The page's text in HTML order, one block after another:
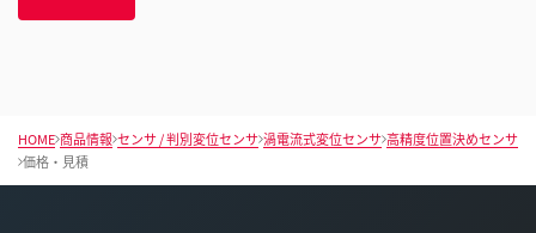
HOME 商品情報 センサ / 判別変位センサ 渦電流式変位センサ 高精度位置決めセンサ
価格・見積